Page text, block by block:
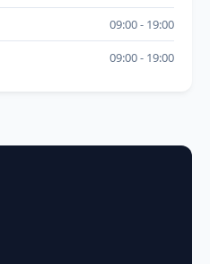
09:00 19:00
09:00 19:00